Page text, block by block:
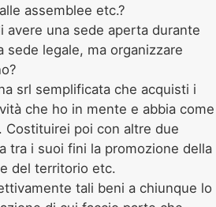
assemblee etc.?
avere una sede aperta durante
legale, ma organizzare
srl semplificata che acquisti i
che ho in mente e abbia come
poi con altre due
tra i suoi fini la promozione della
del territorio etc.
tali beni a chiunque lo